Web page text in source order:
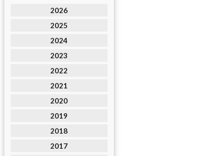
2026
2025
2024
2023
2022
2021
2020
2019
2018
2017